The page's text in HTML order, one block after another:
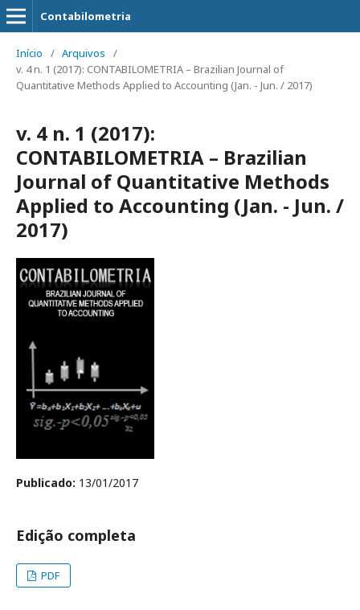
Contabilometria
Início / Arquivos
/
v. 4 n. 1 (2017): CONTABILOMETRIA – Brazilian Journal of
Quantitative Methods Applied to Accounting (Jan. - Jun. / 2017)
v. 4 n. 1 (2017):
CONTABILOMETRIA – Brazilian
Journal of Quantitative Methods
Applied to Accounting (Jan. - Jun. /
2017)
Publicado: 13/01/2017
Edição completa
PDF